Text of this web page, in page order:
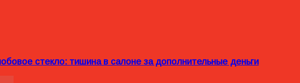
стекло: тишина в салоне за дополнительные деньги